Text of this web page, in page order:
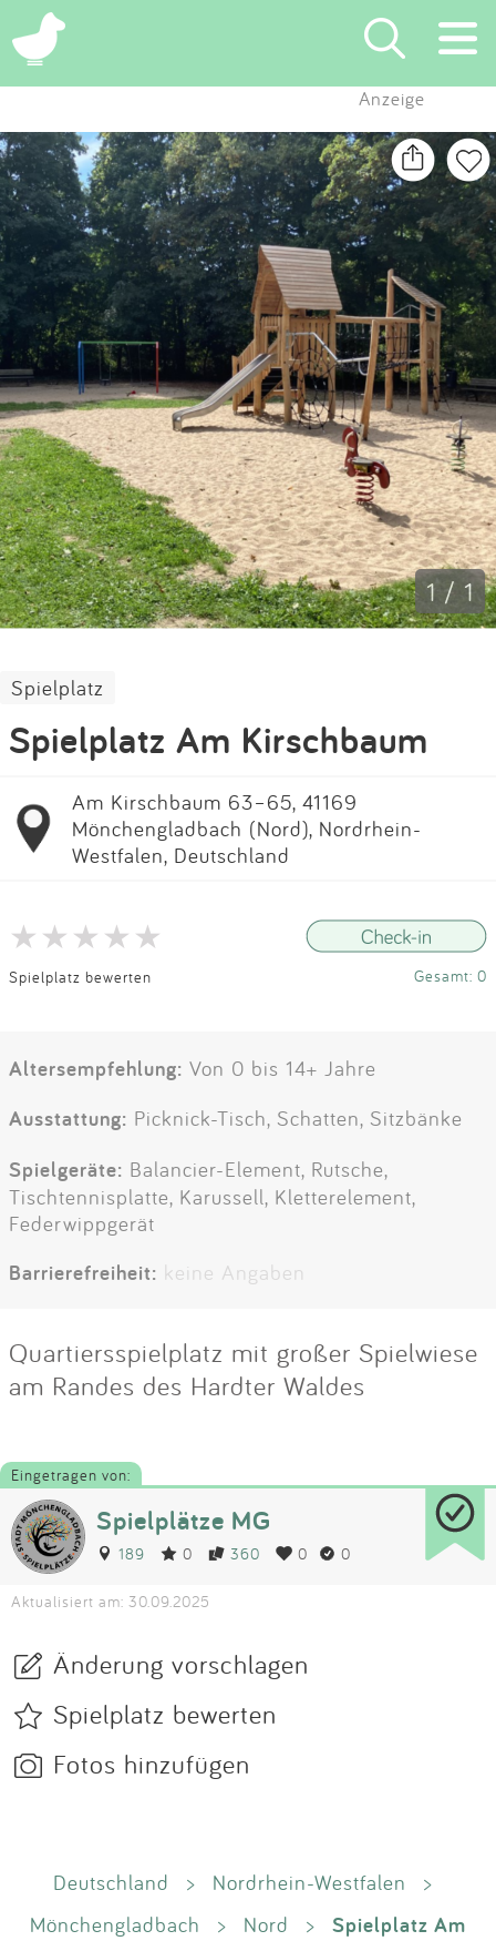
×
Suchen
Eintragen
App
Blog
Partner
Kontakt
Impressum
Anmelden
Anzeige
1 / 1
Spielplatz
Spielplatz Am Kirschbaum
Am Kirschbaum 63–65, 41169
Mönchengladbach (Nord), Nordrhein-
Westfalen, Deutschland
Spielplatz bewerten Gesamt: 0
Altersempfehlung: Von 0 bis 14+ Jahre
Ausstattung: Picknick-Tisch, Schatten, Sitzbänke
Spielgeräte: Balancier-Element, Rutsche,
Tischtennisplatte, Karussell, Kletterelement,
Federwippgerät
Barrierefreiheit: keine Angaben
Quartiersspielplatz mit großer Spielwiese
am Randes des Hardter Waldes
Eingetragen von:
Spielplätze MG
189 0 360 0 0
Aktualisiert am: 30.09.2025
Änderung vorschlagen
Spielplatz bewerten
Fotos hinzufügen
Deutschland > Nordrhein-Westfalen
>
Mönchengladbach
> Nord >
Spielplatz Am